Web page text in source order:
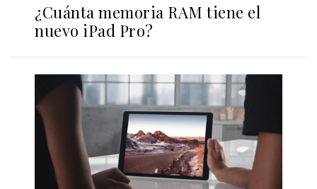
¿Cuánta memoria RAM tiene el
nuevo iPad Pro?